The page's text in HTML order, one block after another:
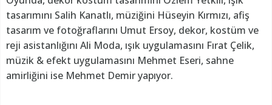
tasarımını Salih Kanatlı, müziğini Hüseyin Kırmızı, afiş
tasarım ve fotoğraflarını Umut Ersoy, dekor, kostüm ve
reji asistanlığını Ali Moda, ışık uygulamasını Fırat Çelik,
müzik & efekt uygulamasını Mehmet Eseri, sahne
amirliğini ise Mehmet Demir yapıyor.